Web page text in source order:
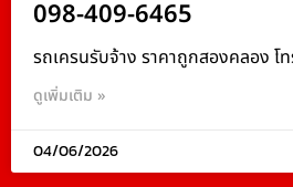
098-409-6465
รถเครนรับจ้าง ราคาถูกสองคลอง โ
ดูเพิ่มเติม »
04/06/2026